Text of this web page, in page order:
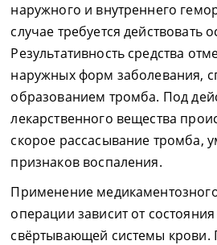
наружного и внутреннего
случае требуется действовать
Результативность средства
наружных форм заболевания,
образованием тромба. Под
лекарственного вещества
скорое рассасывание тромба,
признаков воспаления.
Применение
операции зависит от
свёртывающей системы крови.